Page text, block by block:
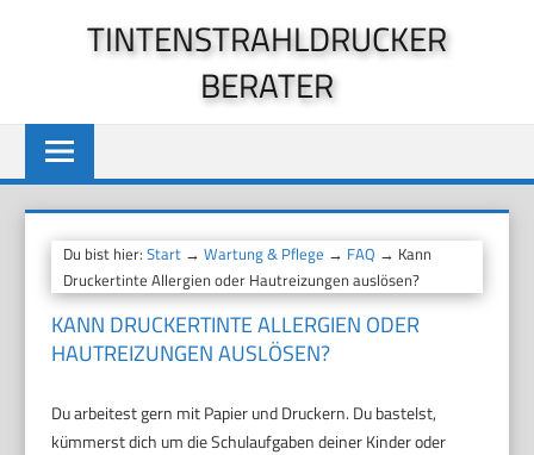
TINTENSTRAHLDRUCKER
BERATER
Du bist hier:Start →Wartung & Pflege → FAQ → Kann
Druckertinte Allergien oder Hautreizungen auslösen?
KANN DRUCKERTINTE ALLERGIEN ODER
HAUTREIZUNGEN AUSLÖSEN?
Du arbeitest gern mit Papier und Druckern. Du bastelst,
kümmerst dich um die Schulaufgaben deiner Kinder oder